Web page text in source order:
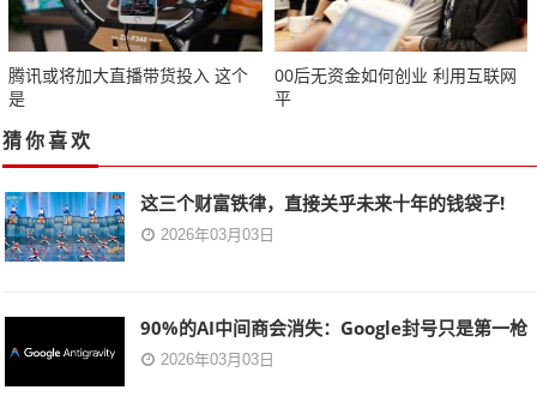
腾讯或将加大直播带货投入 这个
是
00后无资金如何创业 利用互联网
平
猜你喜欢
这三个财富铁律，直接关乎未来十年的钱袋子!
2026年03月03日
90%的AI中间商会消失：Google封号只是第一枪
2026年03月03日